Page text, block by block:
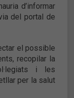
d’informar
del portal de
el possible
recopilar la
i les
per la salut